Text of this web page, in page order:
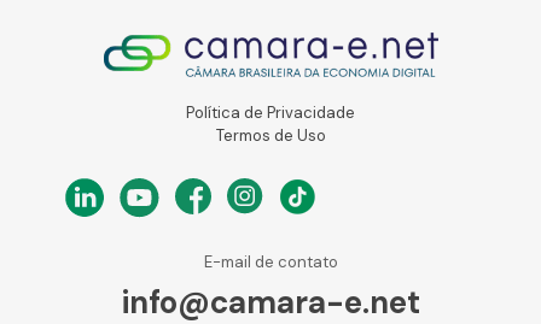
Política de Privacidade
Termos de Uso
E-mail de contato
info@camara-e.net